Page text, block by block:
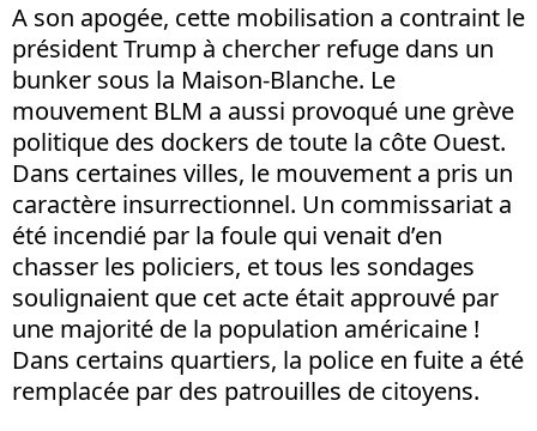
A son apogée, cette mobilisation a contraint le
président Trump à chercher refuge dans un
bunker sous la Maison-Blanche. Le
mouvement BLM a aussi provoqué une grève
politique des dockers de toute la côte Ouest.
Dans certaines villes, le mouvement a pris un
caractère insurrectionnel. Un commissariat a
été incendié par la foule qui venait d’en
chasser les policiers, et tous les sondages
soulignaient que cet acte était approuvé par
une majorité de la population américaine !
Dans certains quartiers, la police en fuite a été
remplacée par des patrouilles de citoyens.